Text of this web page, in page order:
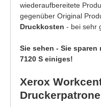
wiederaufbereitete
gegenüber Original
Druckkosten - bei sehr
Sie sehen - Sie
7120 S einiges!
Xerox